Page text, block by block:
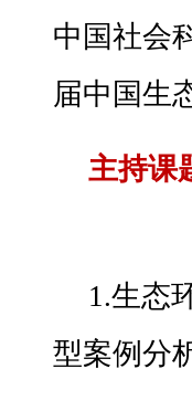
中国社会
届中国生
主持课
1.生态
型案例分